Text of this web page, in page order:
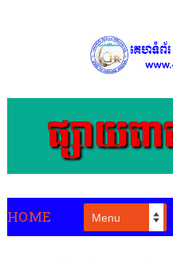
HOME